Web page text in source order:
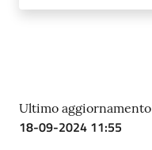
Ultimo aggiornamento
18-09-2024 11:55